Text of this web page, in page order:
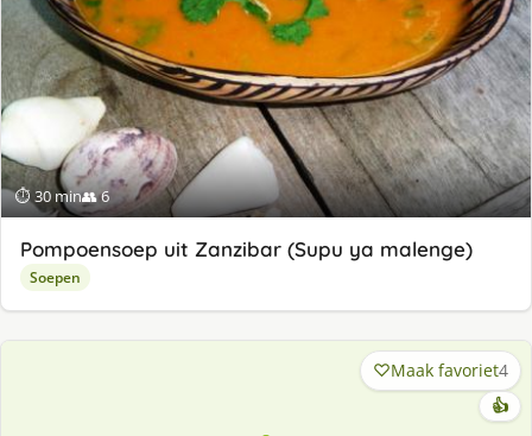
⏱ 30 min👥 6
Pompoensoep uit Zanzibar (Supu ya malenge)
Soepen
Maak favoriet4
👍